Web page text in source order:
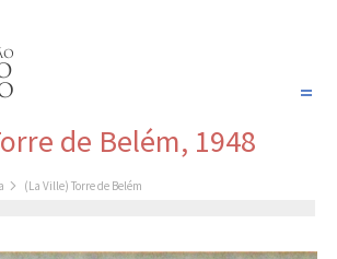
COLEÇÃO SONHOS
de Belém, 1948
(La Ville) Torre de Belém